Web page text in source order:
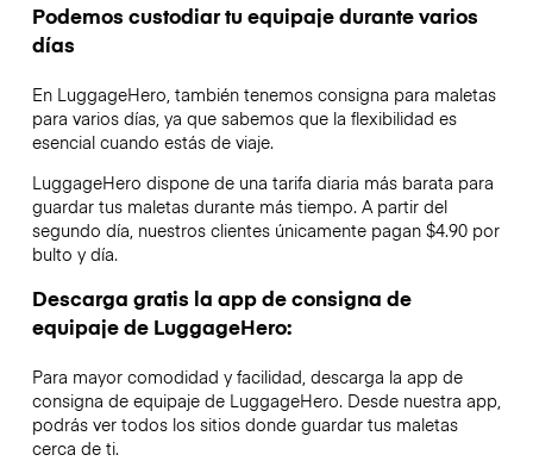
Podemos custodiar tu equipaje durante varios
días
En LuggageHero, también tenemos consigna para maletas
para varios días, ya que sabemos que la flexibilidad es
esencial cuando estás de viaje.
LuggageHero dispone de una tarifa diaria más barata para
guardar tus maletas durante más tiempo. A partir del
segundo día, nuestros clientes únicamente pagan $4.90 por
bulto y día.
Descarga gratis la app de consigna de
equipaje de LuggageHero:
Para mayor comodidad y facilidad, descarga la app de
consigna de equipaje de LuggageHero. Desde nuestra app,
podrás ver todos los sitios donde guardar tus maletas
cerca de ti.